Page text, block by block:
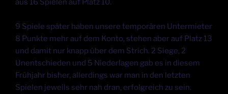
aus 16 Spielen auf Platz 10.
9 Spiele später haben unsere temporären Untermieter
8 Punkte mehr auf dem Konto, stehen aber auf Platz 13
und damit nur knapp über dem Strich. 2 Siege, 2
Unentschieden und 5 Niederlagen gab es in diesem
Frühjahr bisher, allerdings war man in den letzten
Spielen jeweils sehr nah dran, erfolgreich zu sein.